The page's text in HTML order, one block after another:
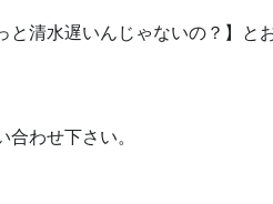
清水遅いんじゃないの？】と
わせ下さい。